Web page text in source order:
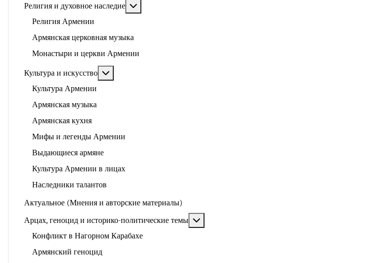
Религия и духовное наследие
Религия Армении
Армянская церковная музыка
Монастыри и церкви Армении
Культура и искусство
Культура Армении
Армянская музыка
Армянская кухня
Мифы и легенды Армении
Выдающиеся армяне
Культура Армении в лицах
Наследники талантов
Актуальное (Мнения и авторские материалы)
Арцах, геноцид и историко-политические темы
Конфликт в Нагорном Карабахе
Армянский геноцид